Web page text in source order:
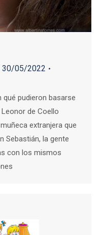
30/05/2022
pudieron basarse
de Coello
extranjera que
Sebastián, la gente
con los mismos